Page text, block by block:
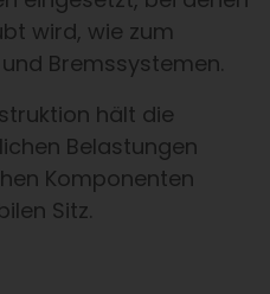
wird, wie zum
Bremssystemen.
hält die
Belastungen
Komponenten
Sitz.